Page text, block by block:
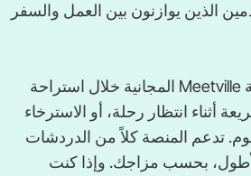
الذين يوازنون بين العمل والسفر
يمكنك استخدام دردشة ‎Meetville‎ المجانية خلال استراحة
أثناء انتظار رحلة، أو الاسترخاء
تدعم المنصة كلاً من الدردشات
بحسب مزاجك. وإذا كنت